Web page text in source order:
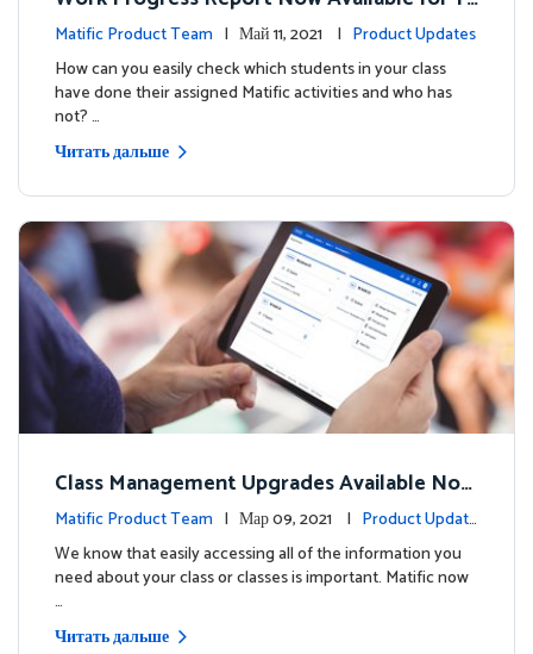
achers
Matific Product Team | Май 11, 2021 | Product Updates
How can you easily check which students in your class
have done their assigned Matific activities and who has
not? …
Читать дальше
Class Management Upgrades Available Now
!Matific Product Team | Мар 09, 2021 | Product Update
s
We know that easily accessing all of the information you
need about your class or classes is important. Matific now
…
Читать дальше